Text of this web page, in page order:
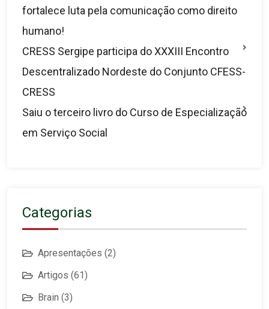
fortalece luta pela comunicação como direito
humano!
CRESS Sergipe participa do XXXIII Encontro
Descentralizado Nordeste do Conjunto CFESS-
CRESS
Saiu o terceiro livro do Curso de Especialização
em Serviço Social
Categorias
Apresentações (2)
Artigos (61)
Brain (3)